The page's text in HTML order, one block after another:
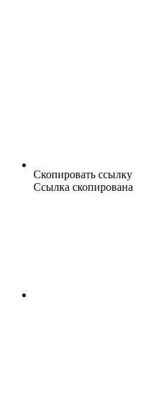
Скопировать ссылку
Ссылка скопирована